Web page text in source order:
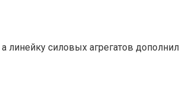
линейку силовых агрегатов дополнил